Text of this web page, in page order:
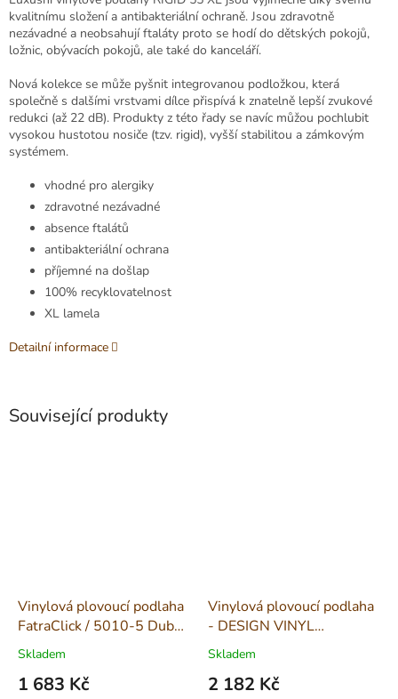
kvalitnímu složení a antibakteriální ochraně. Jsou zdravotně
nezávadné a neobsahují ftaláty proto se hodí do dětských pokojů,
ložnic, obývacích pokojů, ale také do kanceláří.
Nová kolekce se může pyšnit integrovanou podložkou, která
společně s dalšími vrstvami dílce přispívá k znatelně lepší zvukové
redukci (až 22 dB). Produkty z této řady se navíc můžou pochlubit
vysokou hustotou nosiče (tzv. rigid), vyšší stabilitou a zámkovým
systémem.
vhodné pro alergiky
zdravotné nezávadné
absence ftalátů
antibakteriální ochrana
příjemné na došlap
100% recyklovatelnost
XL lamela
Detailní informace
Související produkty
Vinylová plovoucí podlaha
FatraClick / 5010-5 Dub
Latte
Skladem
1 683 Kč
Vinylová plovoucí podlaha
- DESIGN VINYL
EXTREME CLICK - 5005
Skladem
2 182 Kč